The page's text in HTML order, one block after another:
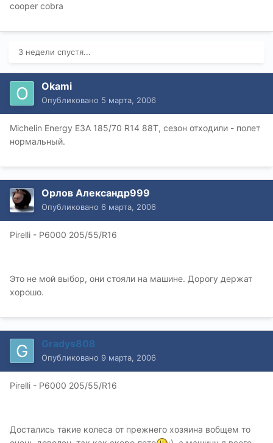
cooper cobra
3 недели спустя...
Okami
Опубликовано 5 марта, 2006
Michelin Energy E3A 185/70 R14 88T, сезон отходили - полет
нормальный.
Орлов Александр999
Опубликовано 6 марта, 2006
Pirelli - P6000 205/55/R16
Это не мой выбор, они стояли на машине. Дорогу держат
хорошо.
Gradys808
Опубликовано 9 марта, 2006
Pirelli - P6000 205/55/R16
Достались такие колеса от прежнего хозяина вобщем то